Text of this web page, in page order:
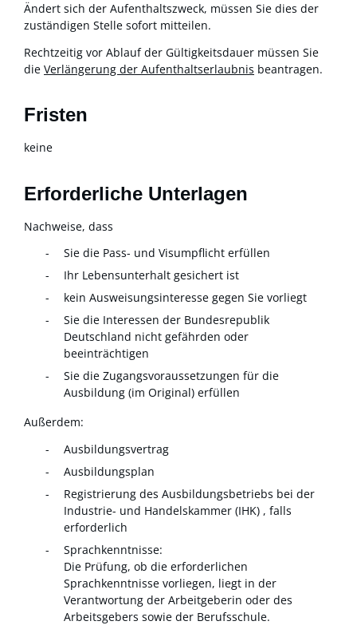
Ändert sich der Aufenthaltszweck, müssen Sie dies der
zuständigen Stelle sofort mitteilen.
Rechtzeitig vor Ablauf der Gültigkeitsdauer müssen Sie
die Verlängerung der Aufenthaltserlaubnis beantragen.
Fristen
keine
Erforderliche Unterlagen
Nachweise, dass
Sie die Pass- und Visumpflicht erfüllen
Ihr Lebensunterhalt gesichert ist
kein Ausweisungsinteresse gegen Sie vorliegt
Sie die Interessen der Bundesrepublik
Deutschland nicht gefährden oder
beeinträchtigen
Sie die Zugangsvoraussetzungen für die
Ausbildung (im Original) erfüllen
Außerdem:
Ausbildungsvertrag
Ausbildungsplan
Registrierung des Ausbildungsbetriebs bei der
Industrie- und Handelskammer (IHK) , falls
erforderlich
Sprachkenntnisse:
Die Prüfung, ob die erforderlichen
Sprachkenntnisse vorliegen, liegt in der
Verantwortung der Arbeitgeberin oder des
Arbeitsgebers sowie der Berufsschule.